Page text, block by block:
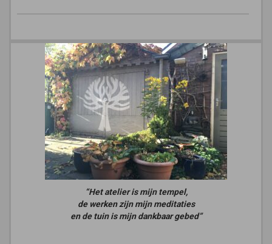
“Het atelier is mijn tempel,
de werken zijn mijn meditaties
en de tuin is mijn dankbaar gebed”